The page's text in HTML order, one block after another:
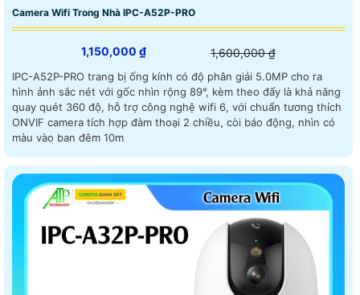
Camera Wifi Trong Nhà IPC-A52P-PRO
1,150,000 ₫ 1,600,000 ₫
IPC-A52P-PRO trang bị ống kính có độ phân giải 5.0MP cho ra
hình ảnh sắc nét với gốc nhìn rộng 89°, kèm theo đấy là khả năng
quay quét 360 độ, hỗ trợ công nghệ wifi 6, với chuẩn tương thích
ONVIF camera tích hợp đàm thoại 2 chiều, còi báo động, nhìn có
màu vào ban đêm 10m